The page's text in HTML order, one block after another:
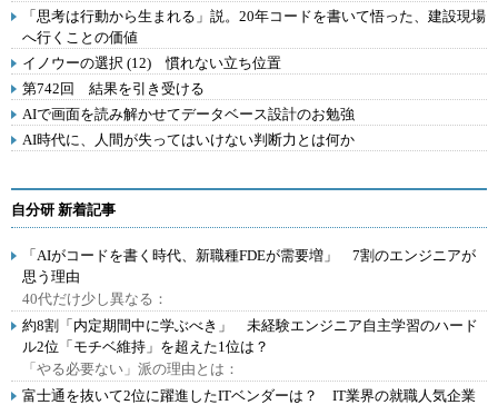
「思考は行動から生まれる」説。20年コードを書いて悟った、建設現場
へ行くことの価値
イノウーの選択 (12) 慣れない立ち位置
第742回 結果を引き受ける
AIで画面を読み解かせてデータベース設計のお勉強
AI時代に、人間が失ってはいけない判断力とは何か
自分研 新着記事
「AIがコードを書く時代、新職種FDEが需要増」 7割のエンジニアが
思う理由
40代だけ少し異なる：
約8割「内定期間中に学ぶべき」 未経験エンジニア自主学習のハード
ル2位「モチベ維持」を超えた1位は？
「やる必要ない」派の理由とは：
富士通を抜いて2位に躍進したITベンダーは？ IT業界の就職人気企業